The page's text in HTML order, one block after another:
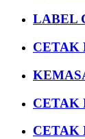
LABEL
CETAK
CETAK
CETAK